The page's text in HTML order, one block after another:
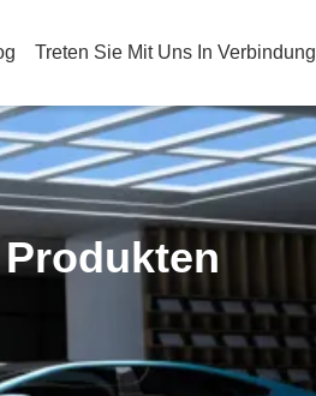
Treten Sie Mit Uns In Verbindung